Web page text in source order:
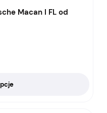
Macan I FL od